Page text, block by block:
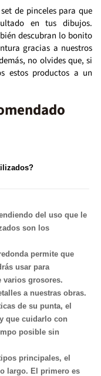
de pinceles para que
en tus dibujos.
descubran lo bonito
gracias a nuestros
no olvides que, si
estos productos a un
del uso que le
son los
permite que
usar para
varios grosores.
a nuestras obras.
de su punta, el
que cuidarlo con
posible sin
principales, el
largo. El primero es